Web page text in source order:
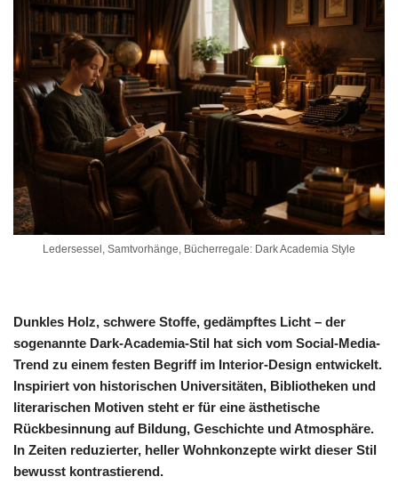
Ledersessel, Samtvorhänge, Bücherregale: Dark Academia Style
Dunkles Holz, schwere Stoffe, gedämpftes Licht – der
sogenannte Dark-Academia-Stil hat sich vom Social-Media-
Trend zu einem festen Begriff im Interior-Design entwickelt.
Inspiriert von historischen Universitäten, Bibliotheken und
literarischen Motiven steht er für eine ästhetische
Rückbesinnung auf Bildung, Geschichte und Atmosphäre.
In Zeiten reduzierter, heller Wohnkonzepte wirkt dieser Stil
bewusst kontrastierend.